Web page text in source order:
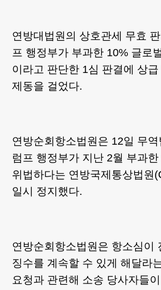
연방대법원의 상호관세 무효
프 행정부가 부과한 10% 글로
이라고 판단한 1심 판결에 상
제동을 걸었다.
연방순회항소법원은 12일 무
럼프 행정부가 지난 2월 부과
위법하다는 연방국제통상법원
일시 정지했다.
연방순회항소법원은 항소심이
징수를 계속할 수 있게 해달라
요청과 관련해 소송 당사자들